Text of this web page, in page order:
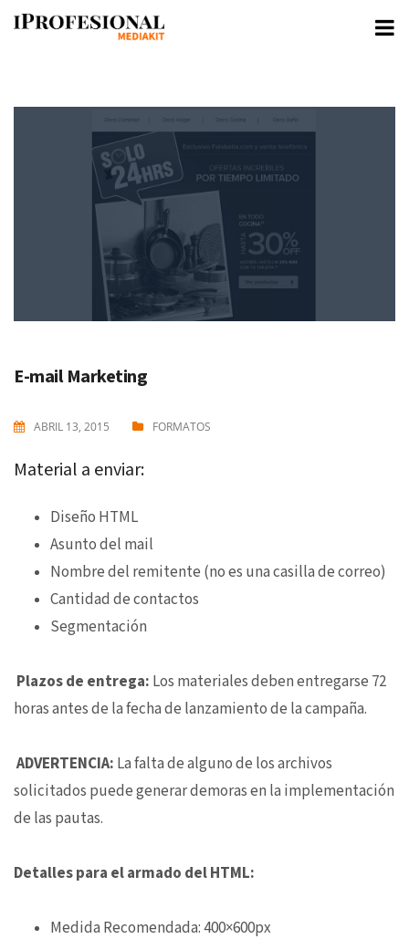
Skip
E-mail Marketing
ABRIL 13, 2015 FORMATOS
Material a enviar:
Diseño HTML
Asunto del mail
Nombre del remitente (no es una casilla de correo)
Cantidad de contactos
Segmentación
Plazos de entrega: Los materiales deben entregarse 72
horas antes de la fecha de lanzamiento de la campaña.
ADVERTENCIA: La falta de alguno de los archivos
solicitados puede generar demoras en la implementación
de las pautas.
Detalles para el armado del HTML:
Medida Recomendada: 400×600px